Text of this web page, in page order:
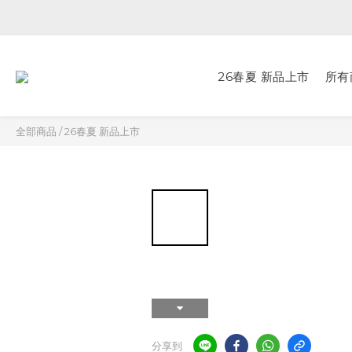
26春夏 新品上市 所
全部商品 /26春夏 新品上市
分享到